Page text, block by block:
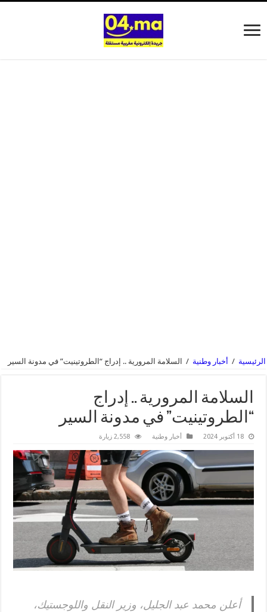
الرئيسية / أخبار وطنية / السلامة المرورية .. إدراج “الطروتينيت” في مدونة السير
السلامة المرورية .. إدراج
“الطروتينيت” في مدونة السير
18 أكتوبر 2024 أخبار وطنية 2,558 زيارة
أعلن محمد عبد الجليل، وزير النقل واللوجستيك،